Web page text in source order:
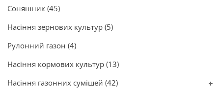
Соняшник (45)
Насіння зернових культур (5)
Рулонний газон (4)
Насіння кормових культур (13)
Насіння газонних сумішей (42)